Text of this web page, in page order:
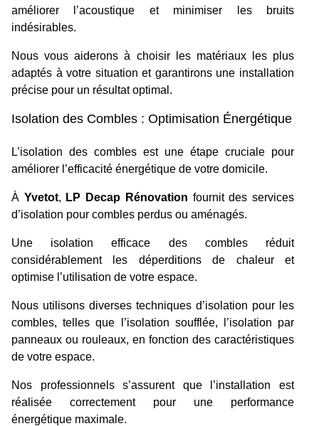
améliorer l’acoustique et minimiser les bruits
indésirables.
Nous vous aiderons à choisir les matériaux les plus
adaptés à votre situation et garantirons une installation
précise pour un résultat optimal.
Isolation des Combles : Optimisation Énergétique
L’isolation des combles est une étape cruciale pour
améliorer l’efficacité énergétique de votre domicile.
À Yvetot, LP Decap Rénovation fournit des services
d’isolation pour combles perdus ou aménagés.
Une isolation efficace des combles réduit
considérablement les déperditions de chaleur et
optimise l’utilisation de votre espace.
Nous utilisons diverses techniques d’isolation pour les
combles, telles que l’isolation soufflée, l’isolation par
panneaux ou rouleaux, en fonction des caractéristiques
de votre espace.
Nos professionnels s’assurent que l’installation est
réalisée correctement pour une performance
énergétique maximale.